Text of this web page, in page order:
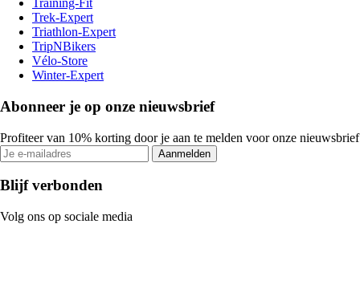
Training-Fit
Trek-Expert
Triathlon-Expert
TripNBikers
Vélo-Store
Winter-Expert
Abonneer je op onze nieuwsbrief
Profiteer van 10% korting door je aan te melden voor onze nieuwsbrief
Aanmelden
Blijf verbonden
Volg ons op sociale media